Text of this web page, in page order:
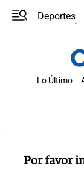
Deportes
Lo Último
Por favor